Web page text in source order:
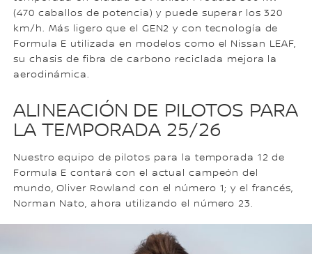
(470 caballos de potencia) y puede superar los 320
km/h. Más ligero que el GEN2 y con tecnología de
Formula E utilizada en modelos como el Nissan LEAF,
su chasis de fibra de carbono reciclada mejora la
aerodinámica.
ALINEACIÓN DE PILOTOS PARA
LA TEMPORADA 25/26
Nuestro equipo de pilotos para la temporada 12 de
Formula E contará con el actual campeón del
mundo, Oliver Rowland con el número 1; y el francés,
Norman Nato, ahora utilizando el número 23.